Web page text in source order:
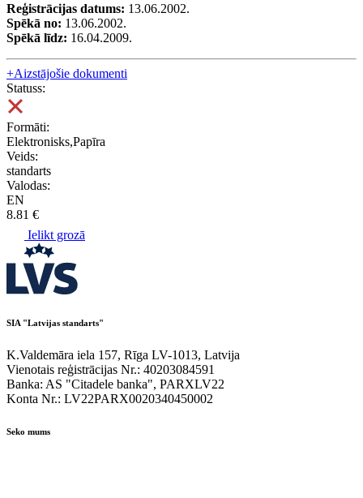
Reģistrācijas datums: 13.06.2002.
Spēkā no: 13.06.2002.
Spēkā līdz: 16.04.2009.
+Aizstājošie dokumenti
Statuss:
Formāti:
Elektronisks,Papīra
Veids:
standarts
Valodas:
EN
8.81 €
Ielikt grozā
SIA "Latvijas standarts"
K.Valdemāra iela 157, Rīga LV-1013, Latvija
Vienotais reģistrācijas Nr.: 40203084591
Banka: AS "Citadele banka", PARXLV22
Konta Nr.: LV22PARX0020340450002
Seko mums